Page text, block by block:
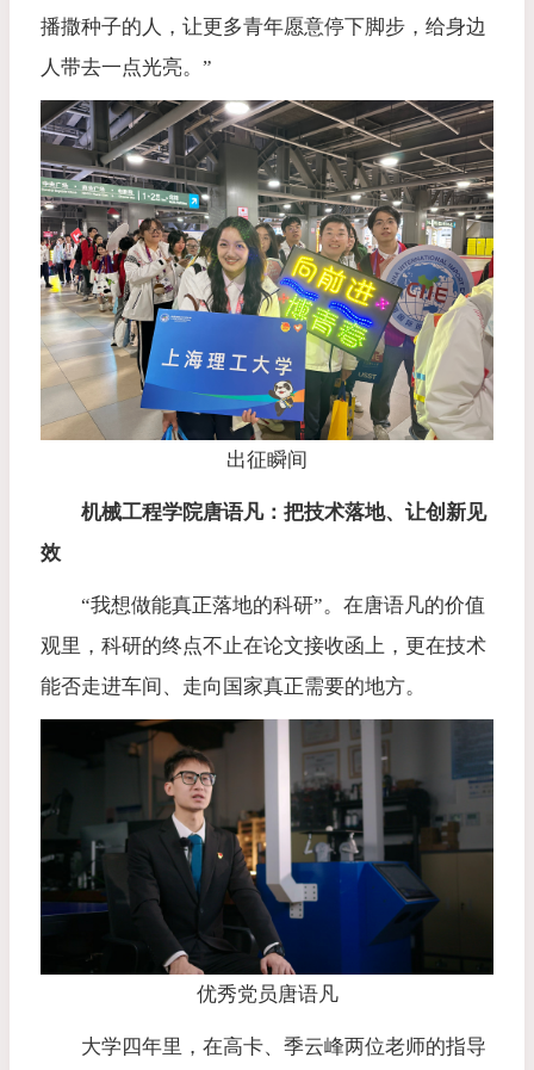
播撒种子的人，让更多青年愿意停下脚步，给身边
人带去一点光亮。”
出征瞬间
机械工程学院唐语凡： 把技术落地、让创新见
效
“我想做能真正落地的科研”。在唐语凡的价值
观里，科研的终点不止在论文接收函上，更在技术
能否走进车间、走向国家真正需要的地方。
优秀党员唐语凡
大学四年里，在高卡、季云峰两位老师的指导